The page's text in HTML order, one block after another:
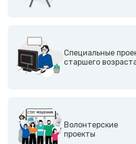
Специальные
старшего
Волонтерские
проекты